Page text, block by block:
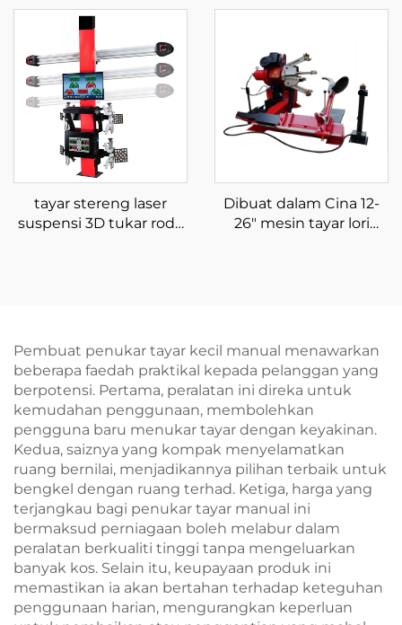
imbangan tayar kereta
220V berkualiti tinggi
Penjajaran Empat Roda
tayar stereng laser
suspensi 3D tukar roda
Dibuat dalam Cina 12-
26" mesin tayar lori
Pembuat penukar tayar kecil manual menawarkan
beberapa faedah praktikal kepada pelanggan yang
berpotensi. Pertama, peralatan ini direka untuk
kemudahan penggunaan, membolehkan
pengguna baru menukar tayar dengan keyakinan.
Kedua, saiznya yang kompak menyelamatkan
ruang bernilai, menjadikannya pilihan terbaik untuk
bengkel dengan ruang terhad. Ketiga, harga yang
terjangkau bagi penukar tayar manual ini
bermaksud perniagaan boleh melabur dalam
peralatan berkualiti tinggi tanpa mengeluarkan
banyak kos. Selain itu, keupayaan produk ini
memastikan ia akan bertahan terhadap keteguhan
penggunaan harian, mengurangkan keperluan